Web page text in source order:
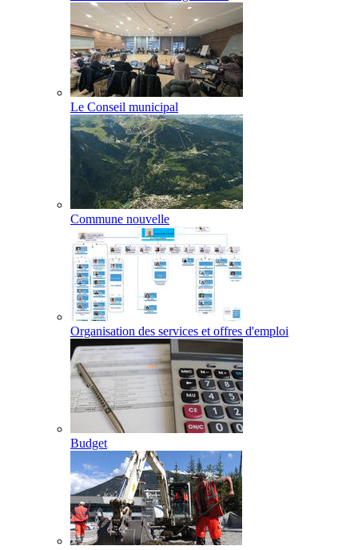
Le Conseil municipal
Commune nouvelle
Organisation des services et offres d'emploi
Budget